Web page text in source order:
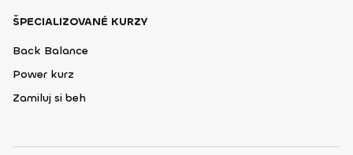
ŠPECIALIZOVANÉ KURZY
Back Balance
Power kurz
Zamiluj si beh